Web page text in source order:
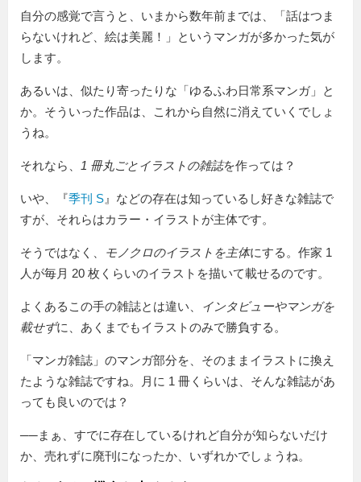
自分の感覚で言うと、いまから数年前までは、「話はつま
らないけれど、絵は美麗！」というマンガが多かった気が
します。
あるいは、似たり寄ったりな「ゆるふわ日常系マンガ」と
か。そういった作品は、これから自然に消えていくでしょ
うね。
それなら、 1 冊丸ごとイラストの雑誌を作っては？
いや、『季刊 S 』などの存在は知っているし好きな雑誌で
すが、それらはカラー・イラストが主体です。
そうではなく、 モノクロのイラストを主体にする。作家 1
人が毎月 20 枚くらいのイラストを描いて載せるのです。
よくあるこの手の雑誌とは違い、
インタビューやマンガを
載せずに、あくまでもイラストのみで勝負する。
「マンガ雑誌」のマンガ部分を、そのままイラストに換え
たような雑誌ですね。月に 1 冊くらいは、そんな雑誌があ
っても良いのでは？
──まぁ、すでに存在しているけれど自分が知らないだけ
か、売れずに廃刊になったか、いずれかでしょうね。